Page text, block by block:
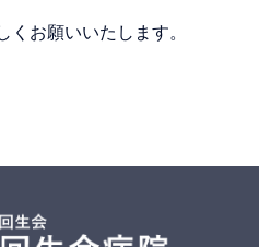
くお願いいたします。